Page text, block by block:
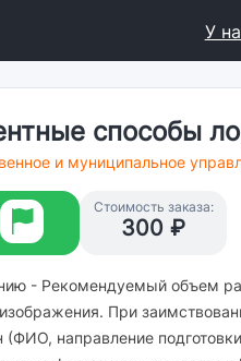
У
способы
и муниципальное
Стоимость заказа:
300 ₽
- Рекомендуемый объем
При
направление